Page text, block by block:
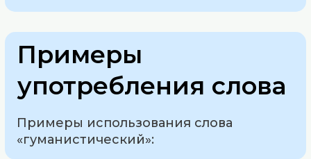
Примеры
употребления слова
Примеры использования слова
«гуманистический»: